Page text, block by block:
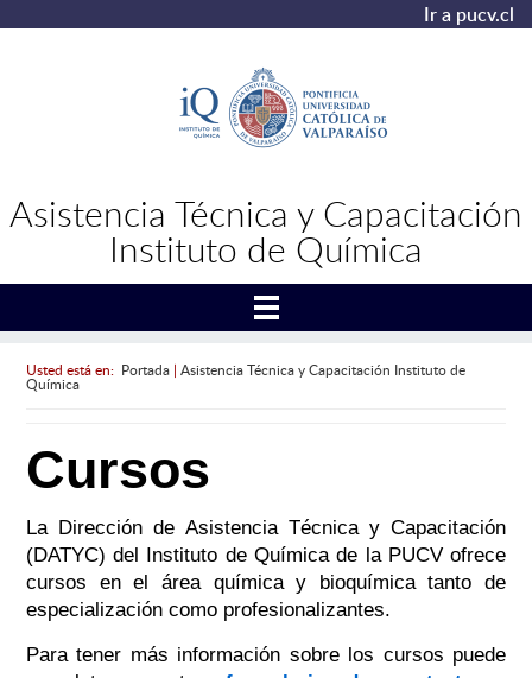
Ir a pucv.cl
Asistencia Técnica y Capacitación
Instituto de Química
Usted está en: Portada| Asistencia Técnica y Capacitación Instituto de
Química
Cursos
La Dirección de Asistencia Técnica y Capacitación
(DATYC) del Instituto de Química de la PUCV ofrece
cursos en el área química y bioquímica tanto de
especialización como profesionalizantes.
Para tener más información sobre los cursos puede